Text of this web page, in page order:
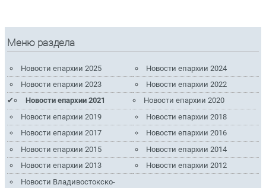
Меню раздела
Новости епархии 2025
Новости епархии 2024
Новости епархии 2023
Новости епархии 2022
Новости епархии 2021
Новости епархии 2020
Новости епархии 2019
Новости епархии 2018
Новости епархии 2017
Новости епархии 2016
Новости епархии 2015
Новости епархии 2014
Новости епархии 2013
Новости епархии 2012
Новости Владивостокско-